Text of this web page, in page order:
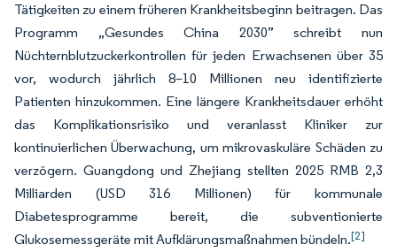
Tätigkeiten zu einem früheren Krankheitsbeginn beitragen. Das
Programm „Gesundes China 2030” schreibt nun
Nüchternblutzuckerkontrollen für jeden Erwachsenen über 35
vor, wodurch jährlich 8–10 Millionen neu identifizierte
Patienten hinzukommen. Eine längere Krankheitsdauer erhöht
das Komplikationsrisiko und veranlasst Kliniker zur
kontinuierlichen Überwachung, um mikrovaskuläre Schäden zu
verzögern. Guangdong und Zhejiang stellten 2025 RMB 2,3
Milliarden (USD 316 Millionen) für kommunale
Diabetesprogramme bereit, die subventionierte
Glukosemessgeräte mit Aufklärungsmaßnahmen bündeln.[2]